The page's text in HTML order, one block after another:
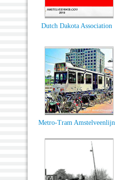
Dutch Dakota Association
Metro-Tram Amstelveenlijn